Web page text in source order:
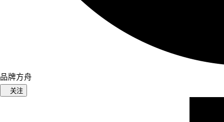
品牌方舟
关注